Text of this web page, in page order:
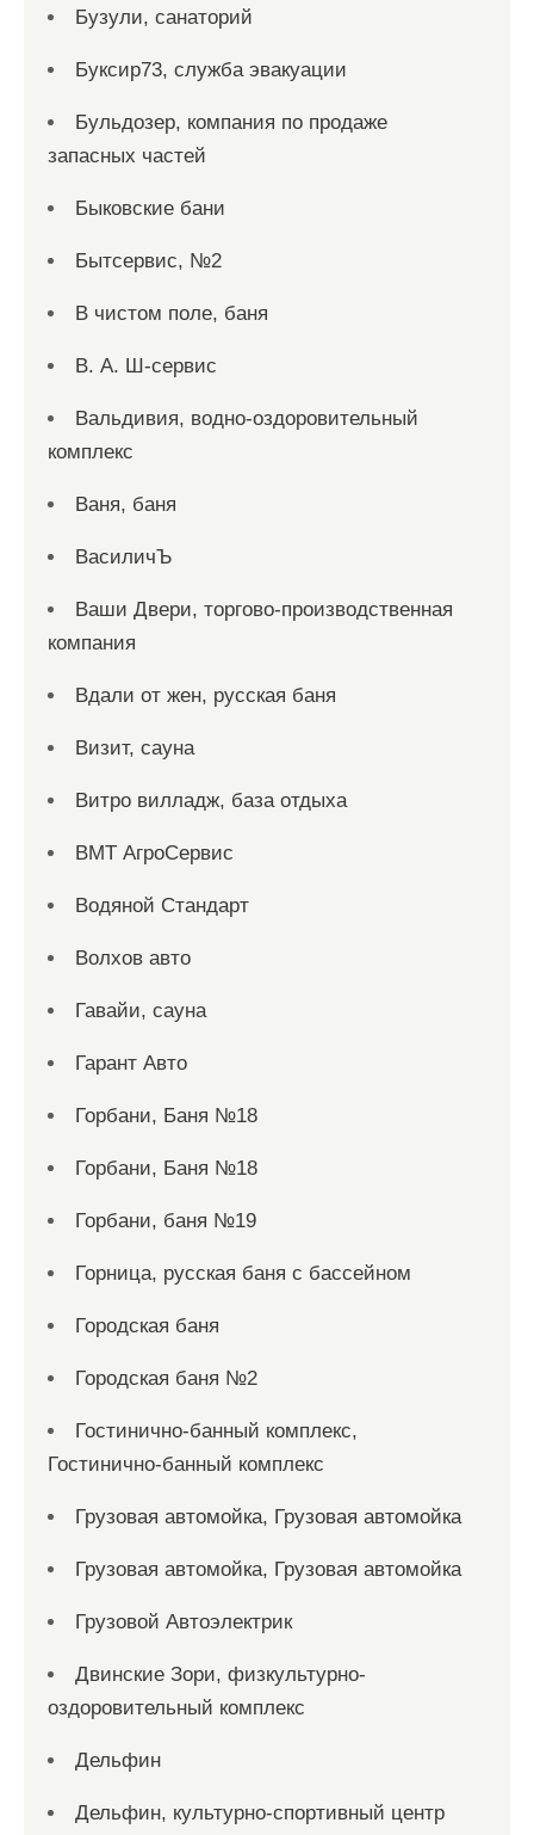
Бузули, санаторий
Буксир73, служба эвакуации
Бульдозер, компания по продаже
запасных частей
Быковские бани
Бытсервис, №2
В чистом поле, баня
В. А. Ш-сервис
Вальдивия, водно-оздоровительный
комплекс
Ваня, баня
ВасиличЪ
Ваши Двери, торгово-производственная
компания
Вдали от жен, русская баня
Визит, сауна
Витро вилладж, база отдыха
ВМТ АгроСервис
Водяной Стандарт
Волхов авто
Гавайи, сауна
Гарант Авто
Горбани, Баня №18
Горбани, Баня №18
Горбани, баня №19
Горница, русская баня с бассейном
Городская баня
Городская баня №2
Гостинично-банный комплекс,
Гостинично-банный комплекс
Грузовая автомойка, Грузовая автомойка
Грузовая автомойка, Грузовая автомойка
Грузовой Автоэлектрик
Двинские Зори, физкультурно-
оздоровительный комплекс
Дельфин
Дельфин, культурно-спортивный центр